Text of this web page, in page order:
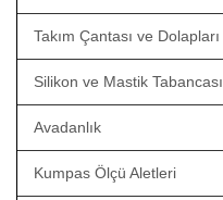
Takım Çantası ve Dolapları
Silikon ve Mastik Tabancası
Avadanlık
Kumpas Ölçü Aletleri